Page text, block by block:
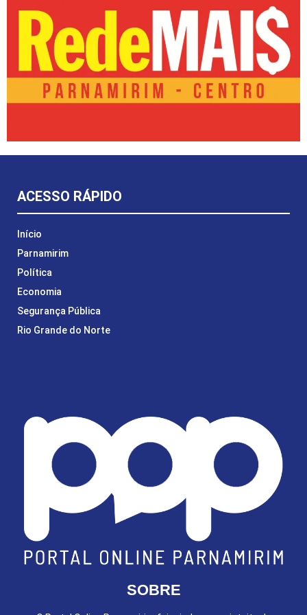
ACESSO RÁPIDO
Início
Parnamirim
Política
Economia
Segurança Pública
Rio Grande do Norte
SOBRE